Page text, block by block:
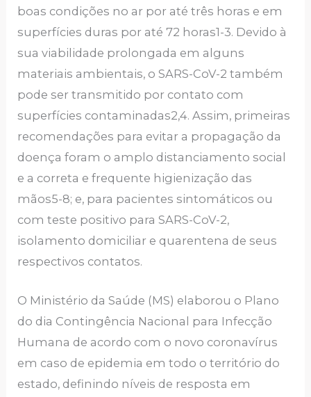
boas condições no ar por até três horas e em
superfícies duras por até 72 horas1-3. Devido à
sua viabilidade prolongada em alguns
materiais ambientais, o SARS-CoV-2 também
pode ser transmitido por contato com
superfícies contaminadas2,4. Assim, primeiras
recomendações para evitar a propagação da
doença foram o amplo distanciamento social
e a correta e frequente higienização das
mãos5-8; e, para pacientes sintomáticos ou
com teste positivo para SARS-CoV-2,
isolamento domiciliar e quarentena de seus
respectivos contatos.
O Ministério da Saúde (MS) elaborou o Plano
do dia Contingência Nacional para Infecção
Humana de acordo com o novo coronavírus
em caso de epidemia em todo o território do
estado, definindo níveis de resposta em